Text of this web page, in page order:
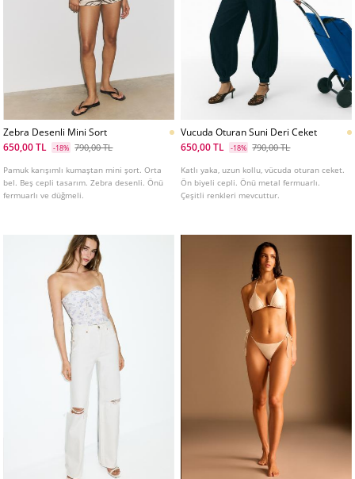
Zebra Desenli Mini Sort
650,00 TL
-18% 790,00 TL
Pamuk karışımlı kumaştan mini şort. Orta
bel. Beş cepli tasarım. Zebra desenli. Önü
fermuarlı ve düğmeli.
Vucuda Oturan Suni Deri Ceket
650,00 TL
-18% 790,00 TL
Katlı yaka, uzun kollu, vücuda oturan ceket.
Ön biyeli cepli. Önü metal fermuarlı.
Çeşitli renkleri mevcuttur.